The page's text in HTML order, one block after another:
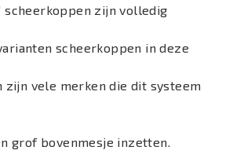
scheerkoppen zijn volledig
scheerkoppen in deze
zijn vele merken die dit systeem
grof bovenmesje inzetten.